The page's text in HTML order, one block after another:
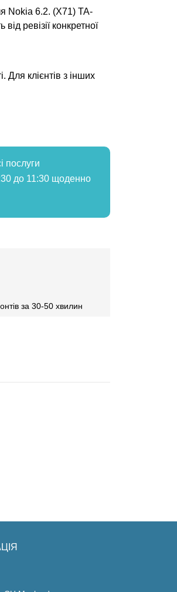
Nokia 6.2. (X71) TA-
ревізії конкретної
клієнтів з інших
послуги
до 11:30 щоденно
за 30-50 хвилин